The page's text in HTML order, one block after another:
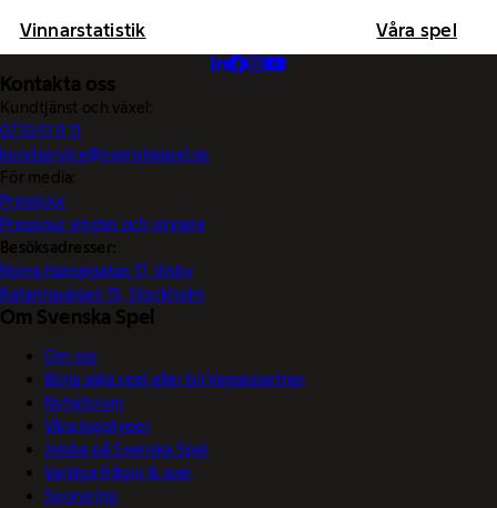
Vinnarstatistik Våra spel
Kontakta oss
Kundtjänst och växel:
0770-11 11 11
kundservice@svenskaspel.se
För media:
Pressjour
Pressjour vinster och vinnare
Besöksadresser:
Norra Hansegatan 17, Visby
Katarinavägen 15, Stockholm
Om Svenska Spel
Om oss
Börja sälja spel eller bli Vegaspartner
Nyhetsrum
Våra logotyper
Jobba på Svenska Spel
Vanliga frågor & svar
Sponsring